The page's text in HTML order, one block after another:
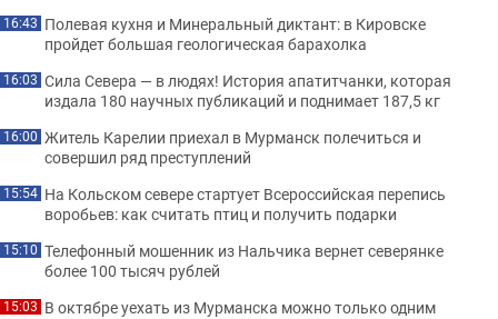
16:43 Полевая кухня и Минеральный диктант: в Кировске
пройдет большая геологическая барахолка
16:03 Сила Севера — в людях! История апатитчанки, которая
издала 180 научных публикаций и поднимает 187,5 кг
16:00 Житель Карелии приехал в Мурманск полечиться и
совершил ряд преступлений
15:54 На Кольском севере стартует Всероссийская перепись
воробьев: как считать птиц и получить подарки
15:10 Телефонный мошенник из Нальчика вернет северянке
более 100 тысяч рублей
15:03 В октябре уехать из Мурманска можно только одним